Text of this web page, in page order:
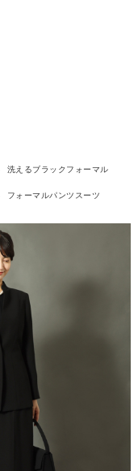
洗えるブラックフォーマル
フォーマルパンツスーツ